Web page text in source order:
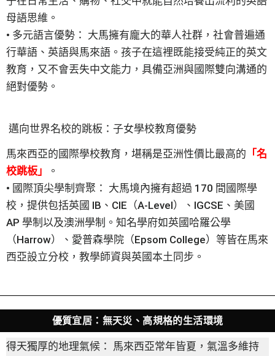
母語思維。
• 多元語言優勢： 大馬擁有龐大的華人社群，社會普遍通
行華語、英語與馬來語。孩子在這裡既能接受純正的英文
教育，又不會丟失中文能力，具備亞洲與國際雙向溝通的
絕對優勢。
邁向世界名校的跳板：子女學校教育優勢
馬來西亞的國際學校教育，堪稱是亞洲性價比最高的 「名
校跳板」
。
• 國際頂尖學制齊聚： 大馬境內擁有超過 170 間國際學
校，提供包括英國 IB、CIE（A-Level）、IGCSE、美國
AP 學制以及澳洲學制。知名學府如英國哈羅公學
（Harrow）、愛普森學院（Epsom College）等皆在馬來
西亞設立分校，教學師資與英國本土同步。
優質宜居：無天災、高規格的生活環境
得天獨厚的地理氣候： 馬來西亞常年皆夏，氣溫多維持